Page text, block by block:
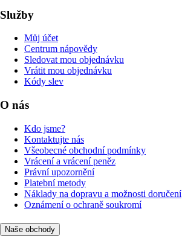
Služby
Můj účet
Centrum nápovědy
Sledovat mou objednávku
Vrátit mou objednávku
Kódy slev
O nás
Kdo jsme?
Kontaktujte nás
Všeobecné obchodní podmínky
Vrácení a vrácení peněz
Právní upozornění
Platební metody
Náklady na dopravu a možnosti doručení
Oznámení o ochraně soukromí
Naše obchody